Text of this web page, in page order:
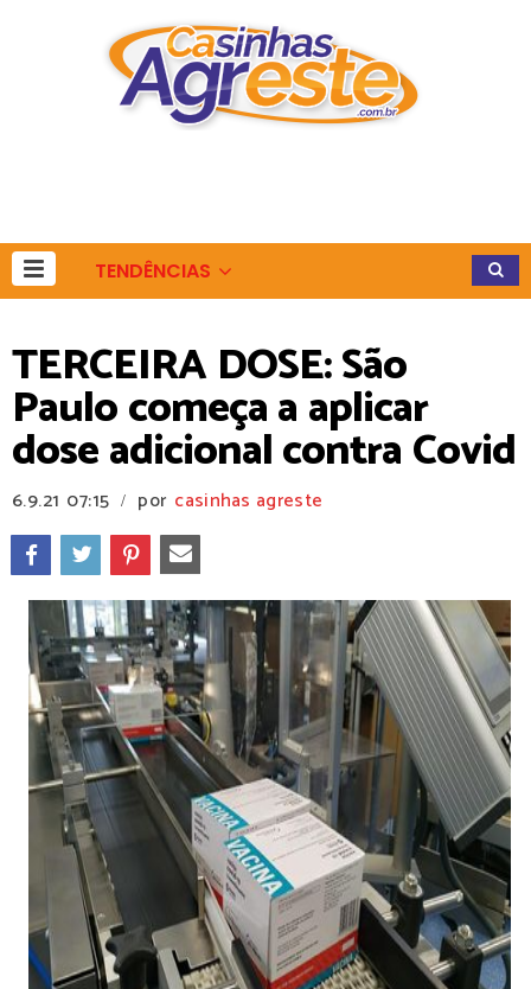
TENDÊNCIAS
TERCEIRA DOSE: São
Paulo começa a aplicar
dose adicional contra Covid
6.9.21 07:15 / por casinhas agreste